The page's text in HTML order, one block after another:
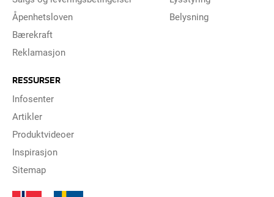
Åpenhetsloven
Bærekraft
Reklamasjon
Belysning
RESSURSER
Infosenter
Artikler
Produktvideoer
Inspirasjon
Sitemap